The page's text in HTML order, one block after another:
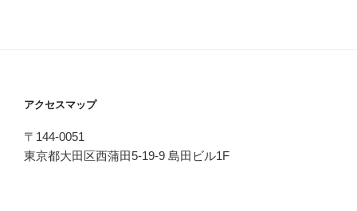
アクセスマップ
〒144-0051
東京都大田区西蒲田5-19-9 島田ビル1F